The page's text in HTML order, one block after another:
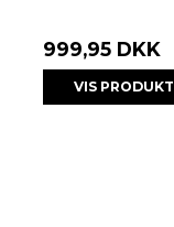
999,95 DKK
VIS PRODUKT